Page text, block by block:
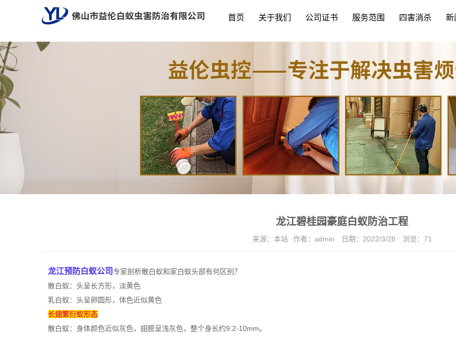
首页 关于我们 公司证书 服务范围 四害消杀 新
龙江碧桂园豪庭白蚁防治工程
来源： 本站 作者： admin 日期： 2022/3/28 浏览： 71
龙江预防白蚁公司专家剖析散白蚁和家白蚁头部有何区别？
散白蚁：头呈长方形，淡黄色
乳白蚁：头呈卵圆形，体色近似黄色
长翅繁衍蚁形态
散白蚁：身体颜色近似灰色，翅膀呈浅灰色，整个身长约9.2-10mm。